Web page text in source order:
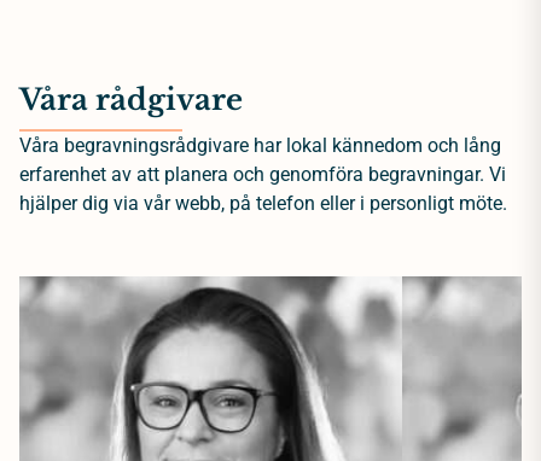
Våra rådgivare
Våra begravningsrådgivare har lokal kännedom och lång
erfarenhet av att planera och genomföra begravningar. Vi
hjälper dig via vår webb, på telefon eller i personligt möte.